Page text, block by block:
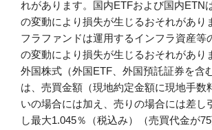
れがあります。国内ETFおよび国内ETN
の変動により損失が生じるおそれがあり
フラファンドは運用するインフラ資産等
の変動により損失が生じるおそれがあり
外国株式（外国ETF、外国預託証券を含
は、売買金額（現地約定金額に現地手数
いの場合には加え、売りの場合には差し
し最大1.045％（税込み）（売買代金が